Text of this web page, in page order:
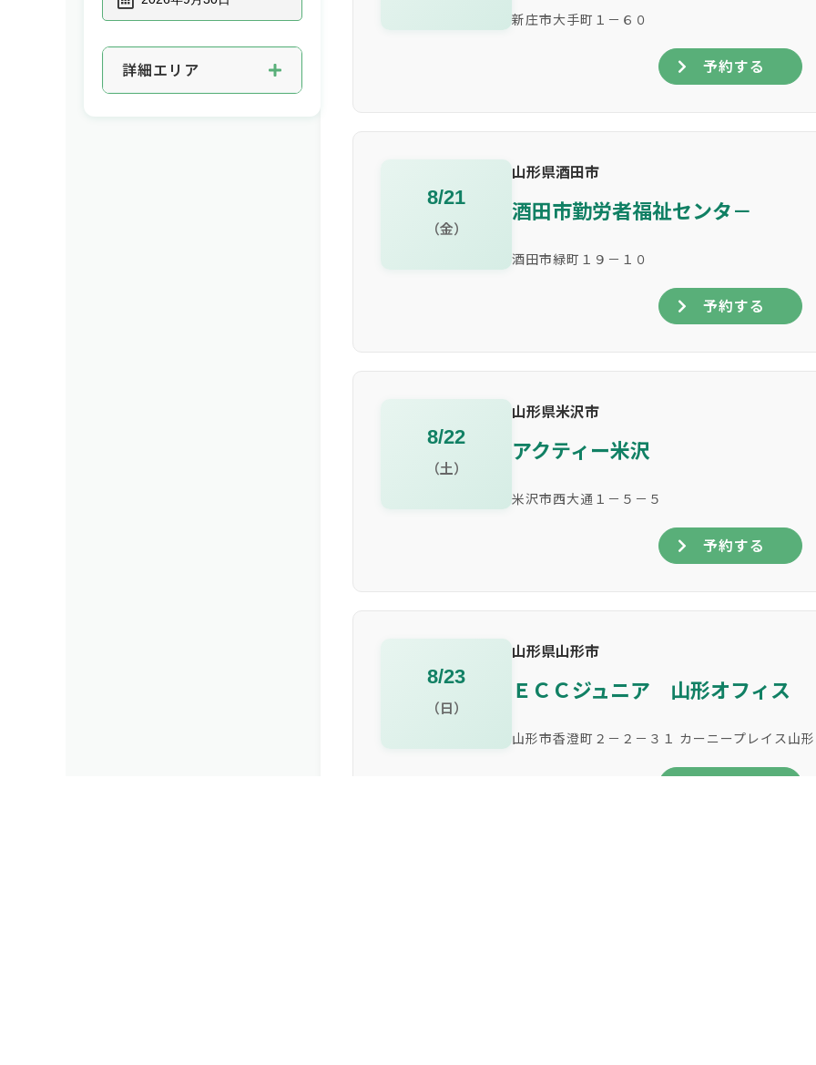
詳細エリア
新庄市大手町１－６０
予約する
8/21
（金）
山形県酒田市
酒田市勤労者福祉センタ－
酒田市緑町１９－１０
予約する
8/22
（土）
山形県米沢市
アクティー米沢
米沢市西大通１－５－５
予約する
8/23
（日）
山形県山形市
ＥＣＣジュニア 山形オフィス
山形市香澄町２－２－３１ カーニープレイス山